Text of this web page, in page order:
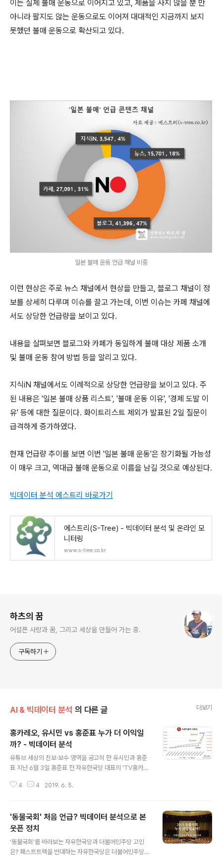
이는 실제 불매 운동으로 이어지고 있고, 제품을 사지 않을 뿐 만
아니라 팔지도 않는 운동으로도 이어져 대대적인 지금까지 보지
못했던 불매 운동으로 확산되고 있다.
일본 불매 운동 언급 채널 비중
이런 현상은 주로 뉴스 채널에서 현상을 만들고, 블로그 채널이 정
보를 상세히 다루며 이슈를 끌고 가는데, 이번 이슈는 카페 채널에
서도 상당한 언급량을 보이고 있다.
내용을 살펴보면 블로그와 카페가 동일하게 불매 대상 제품 소개
및 불매 운동 참여 방법 등을 알리고 있다.
지식iN 채널에서도 이례적으로 상당한 언급량을 보이고 있다. 주
된 내용은 '일본 불매 상품 리스트', '불매 운동 이유', '경제 도발 이
유' 등에 대한 질문이다. 화이트리스트 제외가 발표된 2일 질문이
급격하게 증가하였다.
현재 언급량 추이를 보면 이번 '일본 불매 운동'은 장기화될 가능성
이 매우 크고, 역대급 불매 운동으로 이름을 남길 것으로 예상된다.
빅데이터 분석 에스트리 바로가기
에스트리(S-Tree) - 빅데이터 분석 및 온라인 모
니터링
www.s-tree.co.kr
하츠의 꿈
어설픈 사랑과 꿈, 그리고 세상을 만들어 가는 중.
구독하기
AI & 빅데이터 분석 의 다른 글 더보기
홍카레오, 유시민 vs 홍준표 누가 더 이익일
까? - 빅데이터 분석
유튜브 세상의 진보·보수 영역을 공고히 한 유시민과 홍준
표 지난 6월 3일 홍준표 전 자유한국당 대표의 'TV홍카콜
합동 방송이 화재다. 일명 ‘홍카레오(홍카콜라+알릴레오’)
6월 4일 업로드가 되었고 수십만의 조회수를 기록 중이다.
본 합동 방송으로 알릴레오와 TV홍카콜라 채널 중 어디가
더 이익을까? 유튜브 채널 일별 모니터링을 진행하는 빅데
이터 분석 에스트리(www.s-tree.co.kr)를 통해 알아본
4 4 2019. 6. 5.
'동물국회' 처음 언급? 빅데이터 분석으로 본
웃픈 정치
'동물국회'를 바라보는 자유한국당과 더불어민주당 고민
은? 패스트트랙을 반대하는 자유한국당은 더불어민주당